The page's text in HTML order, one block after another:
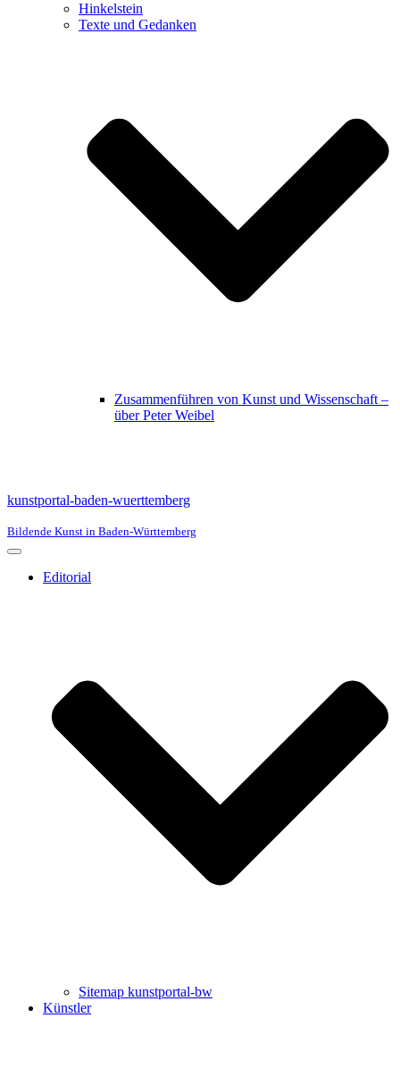
Hinkelstein
Texte und Gedanken
Zusammenführen von Kunst und Wissenschaft –
über Peter Weibel
Uli Rothfuss
Harald Schwiers
kunstportal-baden-wuerttemberg
Bildende Kunst in Baden-Württemberg
Navigationsmenü
Editorial
Sitemap kunstportal-bw
Künstler